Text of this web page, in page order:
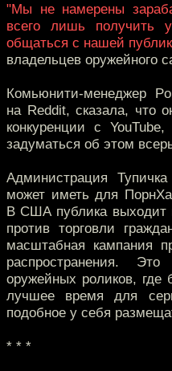
"Мы не намерены
всего лишь получить
общаться с нашей
владельцев оружейного
Комьюнити-менеджер
на Reddit, сказала, что
конкуренции с
задуматься об этом
Администрация
может иметь для
В США публика выходит
против торговли
масштабная кампания
распространения.
оружейных роликов,
лучшее время для
подобное у себя
* * *